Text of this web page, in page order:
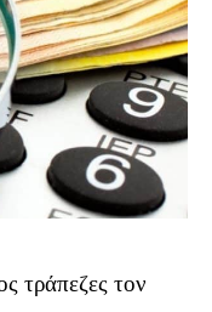
τράπεζες τον